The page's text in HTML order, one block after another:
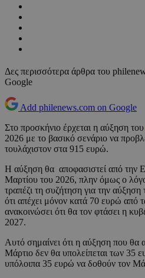
Δες περισσότερα άρθρα του
Google
Add philenews.com on Google
Στο προσκήνιο έρχεται η αύξηση του
2026 με το βασικό σενάριο να
τουλάχιστον στα 915 ευρώ.
Η αύξηση θα αποφασιστεί από την
Μαρτίου του 2026, πλην όμως ο
τραπέζι τη συζήτηση για την αύξηση
ότι απέχει μόνον κατά 70 ευρώ από
ανακοινώσει ότι θα τον φτάσει η
2027.
Αυτό σημαίνει ότι η αύξηση που θα
Μάρτιο δεν θα υπολείπεται των 35
υπόλοιπα 35 ευρώ να δοθούν τον